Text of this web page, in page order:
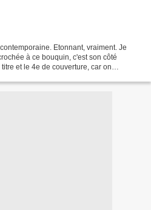
Etonnant, vraiment. Je
à ce bouquin, c'est son côté
et le 4e de couverture, car on